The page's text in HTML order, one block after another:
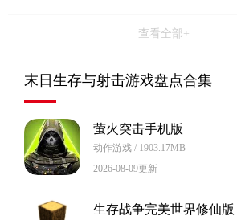
查看全部+
末日生存与射击游戏盘点合集
萤火突击手机版
动作游戏 / 1903.17MB
2026-08-09更新
生存战争完美世界修仙版